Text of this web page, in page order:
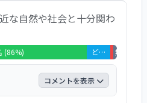
、「どちらともいえ
あった｡ 自由意見で
を作ってとねだられる
う声が寄せられてい
な自然や社会と十分関わ
(86%) どちらともいえない 7名 (11%) いいえ 1
無回答・
コメントを表示